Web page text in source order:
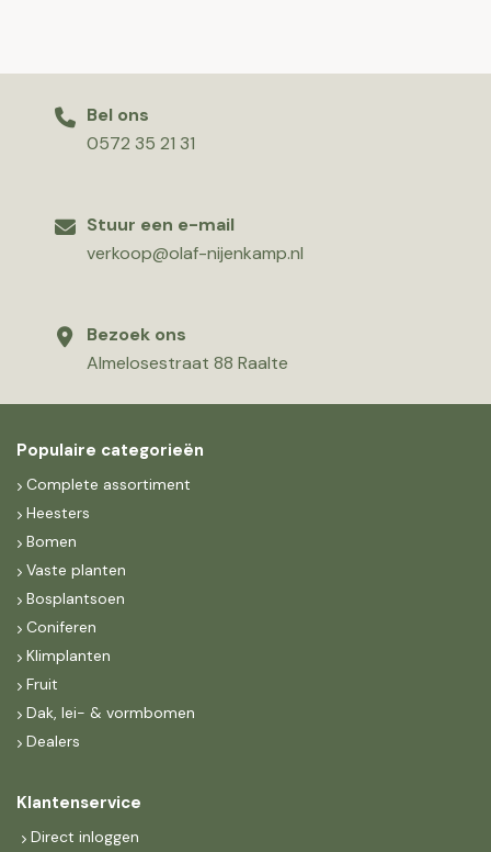
Bel ons
0572 35 21 31
Stuur een e-mail
verkoop@olaf-nijenkamp.nl
Bezoek ons
Almelosestraat 88 Raalte
Populaire categorieën
Complete assortiment
Heesters
Bomen
Vaste planten
Bosplantsoen
Coniferen
Klimplanten
Fruit
Dak, lei- & vormbomen
Dealers
Klantenservice
Direct inloggen